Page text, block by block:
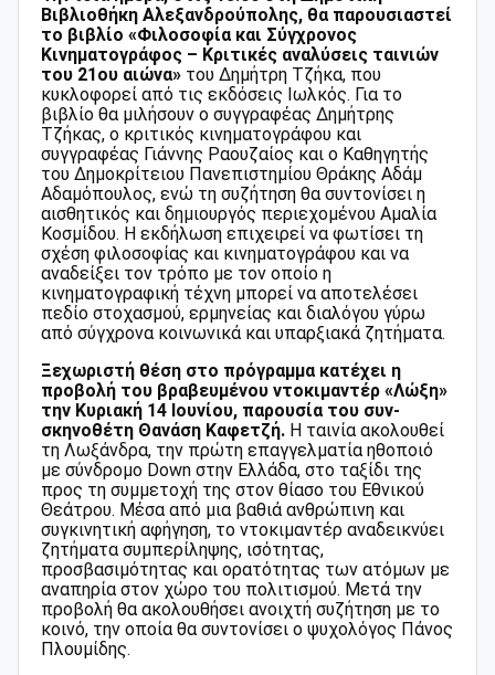
Βιβλιοθήκη Αλεξανδρούπολης, θα παρουσιαστεί
το βιβλίο «Φιλοσοφία και Σύγχρονος
Κινηματογράφος – Κριτικές αναλύσεις ταινιών
του 21ου αιώνα» του Δημήτρη Τζήκα, που
κυκλοφορεί από τις εκδόσεις Ιωλκός. Για το
βιβλίο θα μιλήσουν ο συγγραφέας Δημήτρης
Τζήκας, ο κριτικός κινηματογράφου και
συγγραφέας Γιάννης Ραουζαίος και ο Kαθηγητής
του Δημοκρίτειου Πανεπιστημίου Θράκης Αδάμ
Αδαμόπουλος, ενώ τη συζήτηση θα συντονίσει η
αισθητικός και δημιουργός περιεχομένου Αμαλία
Κοσμίδου. Η εκδήλωση επιχειρεί να φωτίσει τη
σχέση φιλοσοφίας και κινηματογράφου και να
αναδείξει τον τρόπο με τον οποίο η
κινηματογραφική τέχνη μπορεί να αποτελέσει
πεδίο στοχασμού, ερμηνείας και διαλόγου γύρω
από σύγχρονα κοινωνικά και υπαρξιακά ζητήματα.
Ξεχωριστή θέση στο πρόγραμμα κατέχει η
προβολή του βραβευμένου ντοκιμαντέρ «Λώξη»
την Κυριακή 14 Ιουνίου, παρουσία του συν-
σκηνοθέτη Θανάση Καφετζή. Η ταινία ακολουθεί
τη Λωξάνδρα, την πρώτη επαγγελματία ηθοποιό
με σύνδρομο Down στην Ελλάδα, στο ταξίδι της
προς τη συμμετοχή της στον θίασο του Εθνικού
Θεάτρου. Μέσα από μια βαθιά ανθρώπινη και
συγκινητική αφήγηση, το ντοκιμαντέρ αναδεικνύει
ζητήματα συμπερίληψης, ισότητας,
προσβασιμότητας και ορατότητας των ατόμων με
αναπηρία στον χώρο του πολιτισμού. Μετά την
προβολή θα ακολουθήσει ανοιχτή συζήτηση με το
κοινό, την οποία θα συντονίσει ο ψυχολόγος Πάνος
Πλουμίδης.